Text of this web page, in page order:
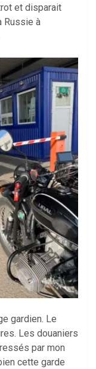
et disparait
Russie à
gardien. Le
Les douaniers
par mon
cette garde